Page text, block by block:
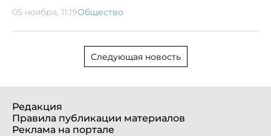
05 ноября, 11:19Общество
Следующая новость
Редакция
Правила публикации материалов
Реклама на портале